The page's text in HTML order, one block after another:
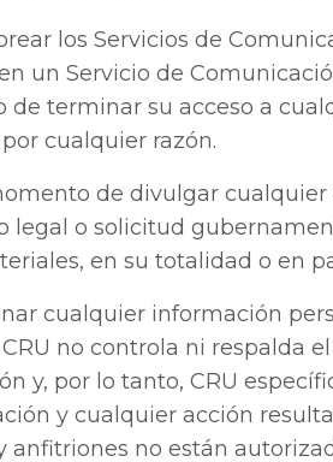
los Servicios de
un Servicio de
de terminar su acceso a
cualquier razón.
de divulgar
legal o solicitud
en su totalidad o en
cualquier información
no controla ni respalda
y, por lo tanto, CRU
y cualquier acción
no están